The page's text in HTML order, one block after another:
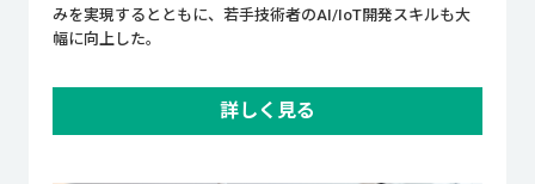
みを実現するとともに、若手技術者のAI/IoT開発スキルも大
幅に向上した。
詳しく見る